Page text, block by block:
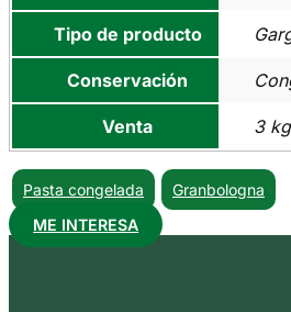
Tipo de producto
Conservación
Venta 3
Pasta congelada
Granbologna
ME INTERESA